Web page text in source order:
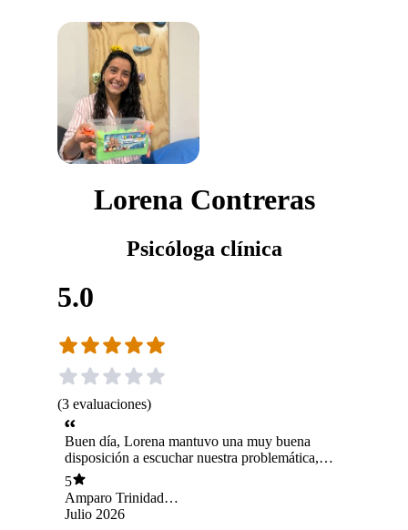
Lorena Contreras
Psicóloga clínica
5.0
(3 evaluaciones)
Buen día, Lorena mantuvo una muy buena
disposición a escuchar nuestra problemática,
siendo empática, atenta y respetuosa todo el
tiempo.
5
Amparo Trinidad
Díaz Tirapegui
Julio 2026